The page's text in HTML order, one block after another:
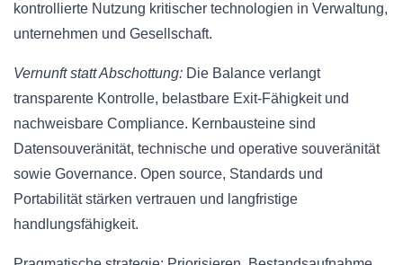
kontrollierte Nutzung kritischer technologien in Verwaltung,
unternehmen und Gesellschaft.
Vernunft statt Abschottung: Die Balance verlangt
transparente Kontrolle, belastbare Exit‑Fähigkeit und
nachweisbare Compliance. Kernbausteine sind
Datensouveränität, technische und operative souveränität
sowie Governance. Open source, Standards und
Portabilität stärken vertrauen und langfristige
handlungsfähigkeit.